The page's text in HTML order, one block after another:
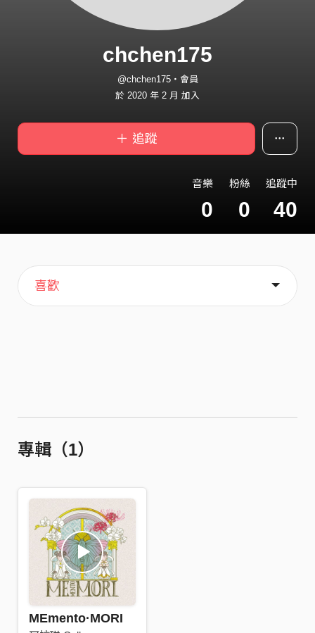
chchen175
@chchen175・會員
於 2020 年 2 月 加入
＋ 追蹤
音樂
0
粉絲
0
追蹤中
40
主頁
歌單
喜歡
關於
專輯（1）
MEmento·MORI